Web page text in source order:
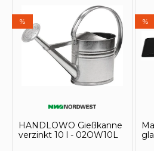
%
HANDLOWO Gießkanne
verzinkt 10 l - 02OW10L
%